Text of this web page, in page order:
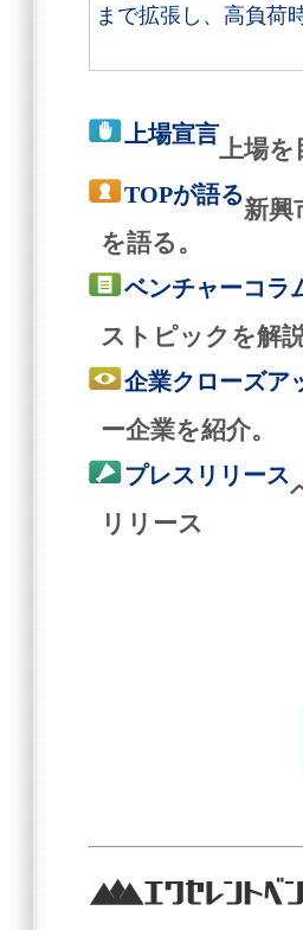
まで拡張し、高負荷
上場宣言
上場を
TOPが語る
新興
を語る。
ベンチャーコラ
ストピックを解説
企業クローズア
ー企業を紹介。
プレスリリース
リリース